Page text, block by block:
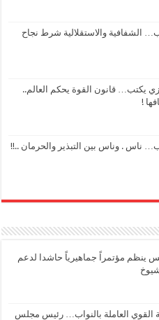
الشفافية والاستقلالية شرط نجاح
يكتب… قانون القوة يحكم العالم..
!
ناس . وناس بين التبذير والحرمان ..!!
ينظم مؤتمراً جماهيرياً حاشدا لدعم
القوي العاملة بالنواب… رئيس مجلس